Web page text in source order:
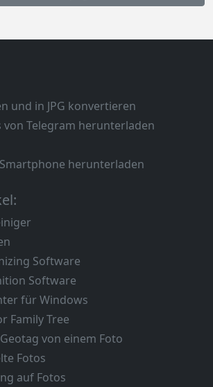
und in JPG konvertieren
von Telegram herunterladen
herunterladen
Software
Software
für Windows
Family Tree
von einem Foto
Fotos
auf Fotos